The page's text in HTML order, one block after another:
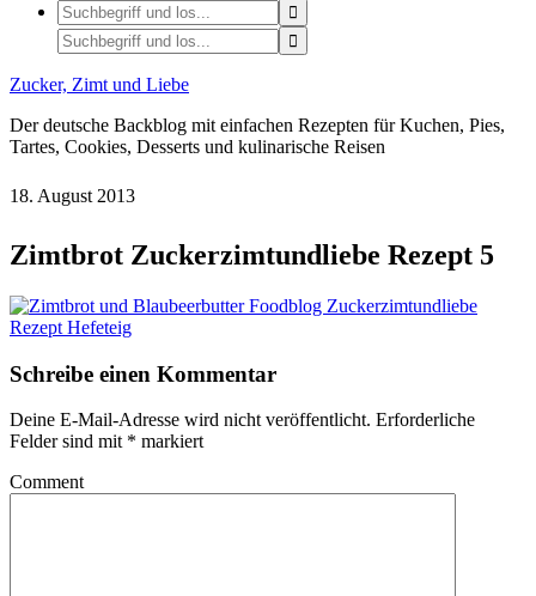
Zucker, Zimt und Liebe
Der deutsche Backblog mit einfachen Rezepten für Kuchen, Pies,
Tartes, Cookies, Desserts und kulinarische Reisen
18. August 2013
Zimtbrot Zuckerzimtundliebe Rezept 5
Schreibe einen Kommentar
Deine E-Mail-Adresse wird nicht veröffentlicht. Erforderliche
Felder sind mit * markiert
Comment